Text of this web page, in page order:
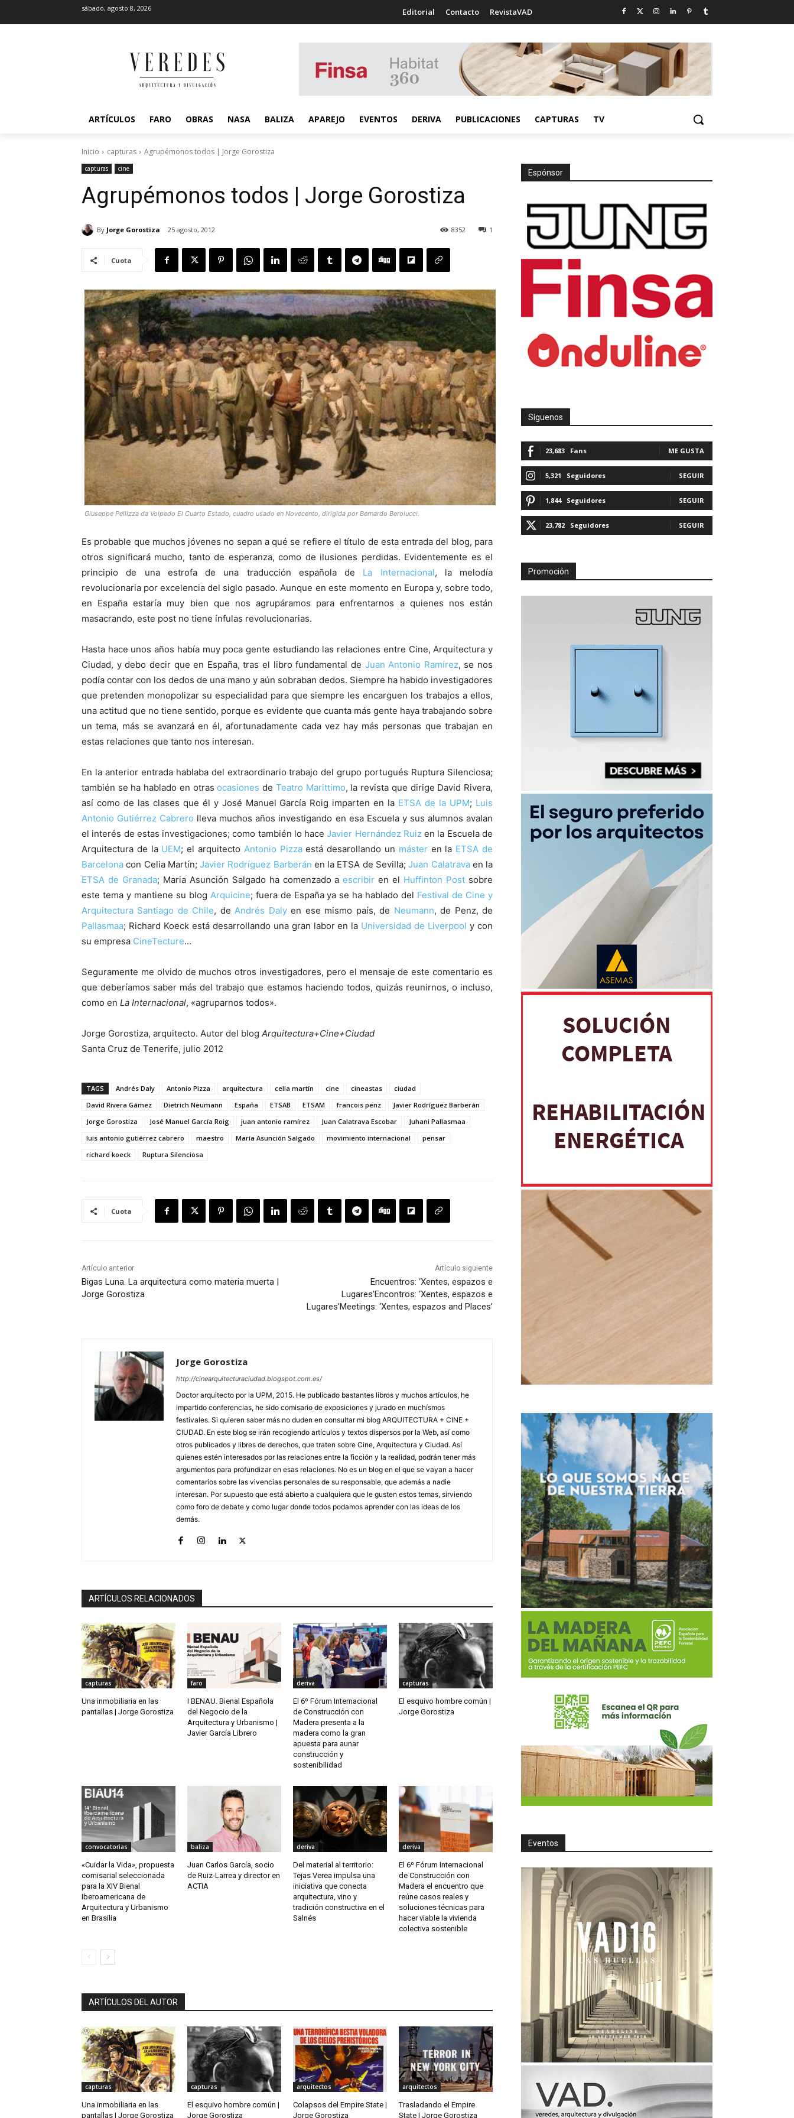
sábado, agosto 8, 2026 Editorial Contacto RevistaVAD
ARTÍCULOS FARO OBRAS NASA BALIZA APAREJO EVENTOS DERIVA PUBLICACIONES CAPTURAS TV
Inicio capturas Agrupémonos todos | Jorge Gorostiza
capturas cine
Agrupémonos todos | Jorge Gorostiza
By Jorge Gorostiza 25 agosto, 2012 1
8352
Cuota
Giuseppe Pellizza da Volpedo El Cuarto Estado, cuadro usado en Novecento, dirigida por Bernardo Berolucci.
Es probable que muchos jóvenes no sepan a qué se refiere el título de esta entrada del blog, para
otros significará mucho, tanto de esperanza, como de ilusiones perdidas. Evidentemente es el
principio de una estrofa de una traducción española de La Internacional, la melodía
revolucionaria por excelencia del siglo pasado. Aunque en este momento en Europa y, sobre todo,
en España estaría muy bien que nos agrupáramos para enfrentarnos a quienes nos están
masacrando, este post no tiene ínfulas revolucionarias.
Hasta hace unos años había muy poca gente estudiando las relaciones entre Cine, Arquitectura y
Ciudad, y debo decir que en España, tras el libro fundamental de Juan Antonio Ramírez, se nos
podía contar con los dedos de una mano y aún sobraban dedos. Siempre ha habido investigadores
que pretenden monopolizar su especialidad para que siempre les encarguen los trabajos a ellos,
una actitud que no tiene sentido, porque es evidente que cuanta más gente haya trabajando sobre
un tema, más se avanzará en él, afortunadamente cada vez hay más personas que trabajan en
estas relaciones que tanto nos interesan.
En la anterior entrada hablaba del extraordinario trabajo del grupo portugués Ruptura Silenciosa;
también se ha hablado en otrasocasiones de Teatro Marittimo, la revista que dirige David Rivera,
así como de las clases que él y José Manuel García Roig imparten en la ETSA de la UPM; Luis
Antonio Gutiérrez Cabrero lleva muchos años investigando en esa Escuela y sus alumnos avalan
el interés de estas investigaciones; como también lo haceJavier Hernández Ruizen la Escuela de
Arquitectura de la UEM; el arquitecto Antonio Pizzaestá desarollando un másteren la ETSA de
Barcelona con Celia Martín;Javier Rodríguez Barberán en la ETSA de Sevilla;Juan Calatravaen la
ETSA de Granada; Maria Asunción Salgado ha comenzado aescribir en el Huffinton Post sobre
este tema y mantiene su blog Arquicine; fuera de España ya se ha hablado del Festival de Cine y
Arquitectura Santiago de Chile, deAndrés Dalyen ese mismo país, de Neumann, de Penz, de
Pallasmaa; Richard Koeck está desarrollando una gran labor en la Universidad de Liverpool y con
su empresa CineTecture…
Seguramente me olvido de muchos otros investigadores, pero el mensaje de este comentario es
que deberíamos saber más del trabajo que estamos haciendo todos, quizás reunirnos, o incluso,
como en La Internacional, «agruparnos todos».
Jorge Gorostiza, arquitecto. Autor del blog Arquitectura+Cine+Ciudad
Santa Cruz de Tenerife, julio 2012
TAGS Andrés Daly Antonio Pizza arquitectura celia martín cine cineastas
ciudad
David Rivera Gámez
Dietrich Neumann España ETSAB ETSAM francois penz
Javier Rodríguez Barberán
Jorge Gorostiza
José Manuel García Roig juan antonio ramírez Juan Calatrava Escobar
Juhani Pallasmaa
luis antonio gutiérrez cabrero
maestro María Asunción Salgado movimiento internacional
pensar
richard koeck
Ruptura Silenciosa
Cuota
Artículo anterior
Bigas Luna. La arquitectura como materia muerta |
Jorge Gorostiza
Artículo siguiente
Encuentros: ‘Xentes, espazos e
Lugares’Encontros: ‘Xentes, espazos e
Lugares’Meetings: ‘Xentes, espazos and Places’
Jorge Gorostiza
http://cinearquitecturaciudad.blogspot.com.es/
Doctor arquitecto por la UPM, 2015. He publicado bastantes libros y muchos artículos, he
impartido conferencias, he sido comisario de exposiciones y jurado en muchísmos
festivales. Si quieren saber más no duden en consultar mi blog ARQUITECTURA + CINE +
CIUDAD. En este blog se irán recogiendo artículos y textos dispersos por la Web, así como
otros publicados y libres de derechos, que traten sobre Cine, Arquitectura y Ciudad. Así
quienes estén interesados por las relaciones entre la ficción y la realidad, podrán tener más
argumentos para profundizar en esas relaciones. No es un blog en el que se vayan a hacer
comentarios sobre las vivencias personales de su responsable, que además a nadie
interesan. Por supuesto que está abierto a cualquiera que le gusten estos temas, sirviendo
como foro de debate y como lugar donde todos podamos aprender con las ideas de los
demás.
ARTÍCULOS RELACIONADOS
capturas
Una inmobiliaria en las
pantallas | Jorge Gorostiza
faro
I BENAU. Bienal Española
del Negocio de la
Arquitectura y Urbanismo |
Javier García Librero
deriva
El 6º Fórum Internacional
de Construcción con
Madera presenta a la
madera como la gran
apuesta para aunar
construcción y
sostenibilidad
capturas
El esquivo hombre común |
Jorge Gorostiza
convocatorias
«Cuidar la Vida», propuesta
comisarial seleccionada
para la XIV Bienal
Iberoamericana de
Arquitectura y Urbanismo
en Brasilia
baliza
Juan Carlos García, socio
de Ruiz-Larrea y director en
ACTIA
deriva
Del material al territorio:
Tejas Verea impulsa una
iniciativa que conecta
arquitectura, vino y
tradición constructiva en el
Salnés
deriva
El 6º Fórum Internacional
de Construcción con
Madera el encuentro que
reúne casos reales y
soluciones técnicas para
hacer viable la vivienda
colectiva sostenible
ARTÍCULOS DEL AUTOR
capturas
Una inmobiliaria en las
pantallas | Jorge Gorostiza
capturas
El esquivo hombre común |
Jorge Gorostiza
arquitectos
Colapsos del Empire State |
Jorge Gorostiza
arquitectos
Trasladando el Empire
State | Jorge Gorostiza
Espónsor
Síguenos
23,683 Fans ME GUSTA
5,321 Seguidores SEGUIR
1,844 Seguidores SEGUIR
23,782 Seguidores SEGUIR
Promoción
Eventos